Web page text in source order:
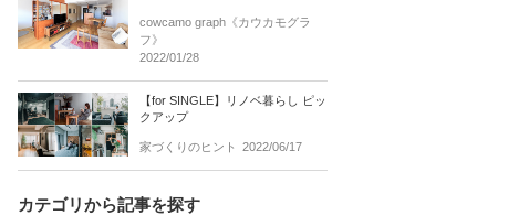
cowcamo graph《カウカモグラ
フ》
2022/01/28
【for SINGLE】リノベ暮らし ピッ
クアップ
家づくりのヒント 2022/06/17
カテゴリから記事を探す